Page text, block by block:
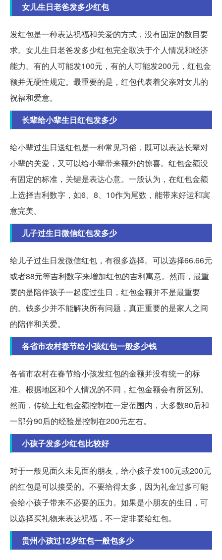
女儿生日老爸发多少红包
发红包是一种表达祝福和关爱的方式，没有固定的数目要
求。女儿生日老爸发多少红包完全取决于个人情况和经济
能力。有的人可能发100元，有的人可能发200元，红包金
额并无硬性规定。最重要的是，红包代表着父亲对女儿的
祝福和爱意。
长辈给小辈生日红包发多少
给小辈过生日送红包是一种常见习俗，既可以表达长辈对
小辈的关爱，又可以给小辈带来额外的惊喜。红包金额没
有固定的标准，关键是表达心意。一般认为，在红包金额
上选择吉利数字，如6、8、10作为尾数，能带来好运和寓
意完美。
儿子过生日微信红包发多少
给儿子过生日发微信红包，有很多选择。可以选择66.66元
或者88元等吉利数字来增加红包的吉利寓意。然而，最重
要的是陪伴孩子一起度过生日，红包金额并不是最重要
的。钱多少并不能解决所有问题，真正重要的是家人之间
的陪伴和关爱。
各省市农村春节给小孩红包一般多少钱
各省市农村在春节给小孩发红包的金额并没有统一的标
准。根据地区和个人情况的不同，红包金额会有所区别。
然而，传统上红包金额控制在一定范围内，大多数80后和
一部分90后的经验是控制在200元左右。
小孩子发多少红包比较好
对于一般见面久未见面的朋友，给小孩子发100元或200元
的红包是可以接受的。不要给得太多，因为礼金过多可能
会给小孩子带来不必要的压力。如果是小朋友的生日，可
以选择买礼物来表达祝福，不一定非要给红包。
贵州小孩过12岁红包一般包多少